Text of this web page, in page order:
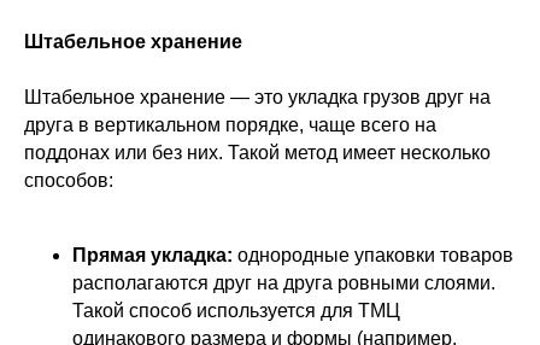
Штабельное хранение
Штабельное хранение — это укладка грузов друг на
друга в вертикальном порядке, чаще всего на
поддонах или без них. Такой метод имеет несколько
способов:
Прямая укладка: однородные упаковки товаров
располагаются друг на друга ровными слоями.
Такой способ используется для ТМЦ
одинакового размера и формы (например,